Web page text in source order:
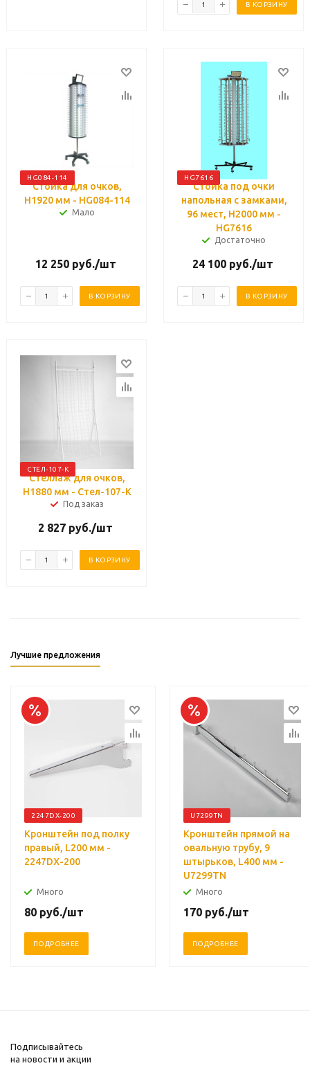
В КОРЗИНУ
HG084-114
Стойка для очков,
H1920 мм - HG084-114
Мало
12 250руб./шт
В КОРЗИНУ
HG7616
Стойка под очки
напольная с замками,
96 мест, H2000 мм -
HG7616
Достаточно
24 100руб./шт
В КОРЗИНУ
СТЕЛ-107-К
Стеллаж для очков,
H1880 мм - Стел-107-К
Под заказ
2 827 руб./шт
В КОРЗИНУ
Лучшие предложения
2247DX-200
Кронштейн под полку
правый, L200 мм -
2247DX-200
Много
80 руб./шт
ПОДРОБНЕЕ
U7299TN
Кронштейн прямой на
овальную трубу, 9
штырьков, L400 мм -
U7299TN
Много
170 руб./шт
ПОДРОБНЕЕ
Подписывайтесь
на новости и акции